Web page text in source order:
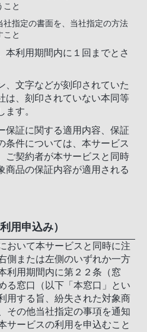
こと
社指定の書面を、当社指定の方法
こと
本利用期間内に１回までとさ
、文字などが刻印されていた
は、刻印されていない本同等
す。
保証に関する適用内容、保証
条件については、本サービス
ご契約者が本サービスと同時
商品の保証内容が適用される
用申込み）
おいて本サービスと同時に注
側または左側のいずれか一方
利用期間内に第２２条（窓
る窓口（以下「本窓口」とい
用する旨、紛失された対象商
その他当社指定の事項を通知
サービスの利用を申込むこと